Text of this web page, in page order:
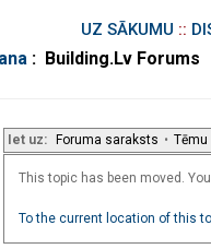
UZ SĀKUMU ::
: Building.Lv Forums
Iet uz: Foruma saraksts •
This topic has been moved.
To the current location of this